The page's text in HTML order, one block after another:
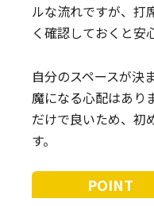
ルな流れですが、打
く確認しておくと安
自分のスペースが決
魔になる心配はあり
だけで良いため、初
す。